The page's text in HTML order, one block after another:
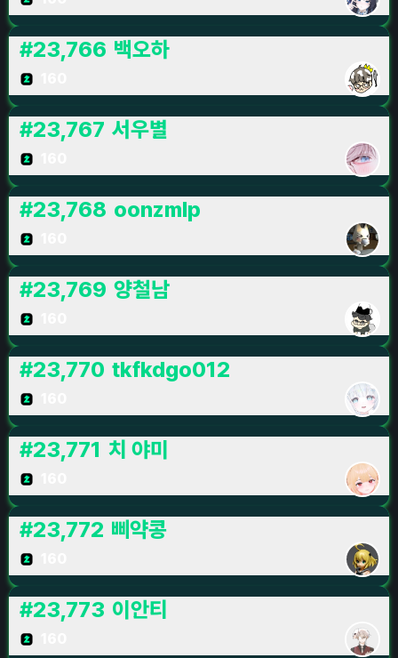
#23,766 백오하
#23,767 서우별
#23,768 oonzmlp
#23,769 양철남
#23,770 tkfkdgo012
#23,771 치 야미
#23,772 삐약콩
#23,773 이안티